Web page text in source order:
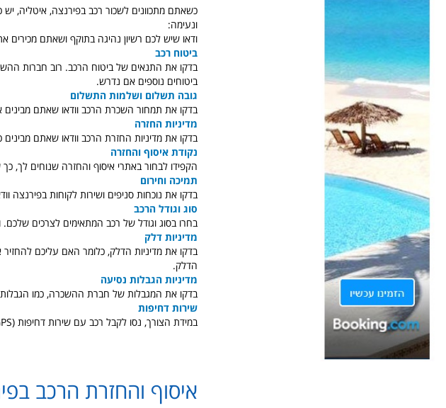
כשאתם מתכוונים לשכור רכב בפירנצה, איטליה,
ונעימה:
ודאו שיש לכם רשיון נהיגה בתוקף ושאתם מכירים
ביטוח רכב
בדקו את התנאים של ביטוח הרכב. רוב חברות
ביטוחים נוספים אם נדרש.
גובה תשלום ושלמות התשלום
בדקו את תמחור השכרת הרכב וודאו שאתם מבינים
מדיניות החזרה
בדקו את מדיניות החזרת הרכב וודאו שאתם
נקודת איסוף והחזרה
הקפידו לבחור באתרי איסוף והחזרה שנוחים לך,
תמיכה וחירום
בדקו את נוכחות סניפים ושירות לקוחות בפירנצה
סוג וגודל הרכב
בחרו בסוג וגודל של רכב המתאימים לצרכים
מדיניות דלק
בדקו את מדיניות הדלק, כלומר האם עליכם
הדלק.
מדיניות הגבלות נסיעה
בדקו את המגבלות של חברת ההשכרה, כמו הגבלות
שירות דחיפות
במידת הצורך, נסו לקבל רכב עם שירות דחיפות (GPS), וויפי (WiFi) או כסא בטיחות לילדים אם זה נחוץ.
איסוף והחזרת הרכב